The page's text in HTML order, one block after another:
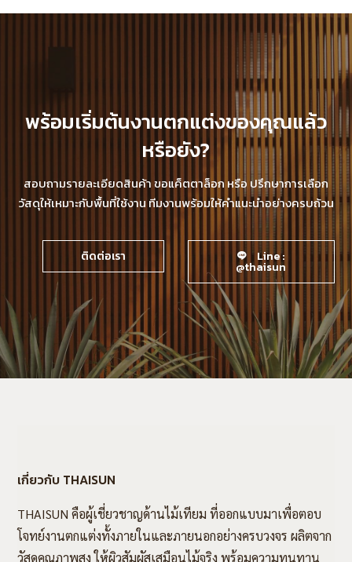
พร้อมเริ่มต้นงานตกแต่งของคุณแล้ว
หรือยัง?
สอบถามรายละเอียดสินค้า ขอแค็ตตาล็อก หรือ ปรึกษาการเลือก
วัสดุให้เหมาะกับพื้นที่ใช้งาน ทีมงานพร้อมให้คำแนะนำอย่างครบถ้วน
ติดต่อเรา Line :
@thaisun
เกี่ยวกับ THAISUN
THAISUN คือผู้เชี่ยวชาญด้านไม้เทียม ที่ออกแบบมาเพื่อตอบ
โจทย์งานตกแต่งทั้งภายในและภายนอกอย่างครบวงจร ผลิตจาก
วัสดุคุณภาพสูง ให้ผิวสัมผัสเสมือนไม้จริง พร้อมความทนทาน